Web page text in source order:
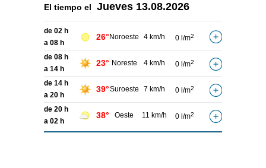
El tiempo el Jueves 13.08.2026
de 02 h
a 08 h
26° Noroeste 4 km/h 0 l/m2
de 08 h
a 14 h
23° Noreste 4 km/h 0 l/m2
de 14 h
a 20 h
39°Suroeste 7 km/h 0 l/m2
de 20 h
a 02 h
38° Oeste 11 km/h 0 l/m2